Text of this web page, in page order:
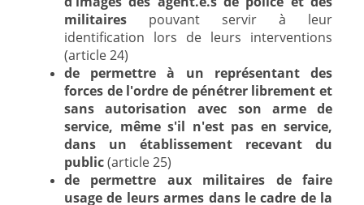
militaires pouvant servir à leur
identification lors de leurs interventions
(article 24)
de permettre à un représentant des
forces de l'ordre de pénétrer librement et
sans autorisation avec son arme de
service, même s'il n'est pas en service,
dans un établissement recevant du
public(article 25)
de permettre aux militaires de faire
usage de leurs armes dans le cadre de la